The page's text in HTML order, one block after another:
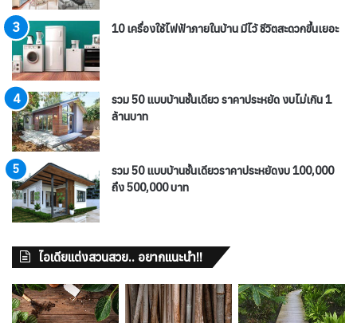
10 เครื่องใช้ไฟฟ้าภายในบ้าน มีไว้ ชีวิตสะดวกขึ้นเยอะ
รวม 50 แบบบ้านชั้นเดียว ราคาประหยัด งบไม่เกิน 1
ล้านบาท
รวม 50 แบบบ้านชั้นเดียวราคาประหยัดงบ 100,000
ถึง 500,000 บาท
ไอเดียแต่งสวนสวย.. อยากแนะนำ!!